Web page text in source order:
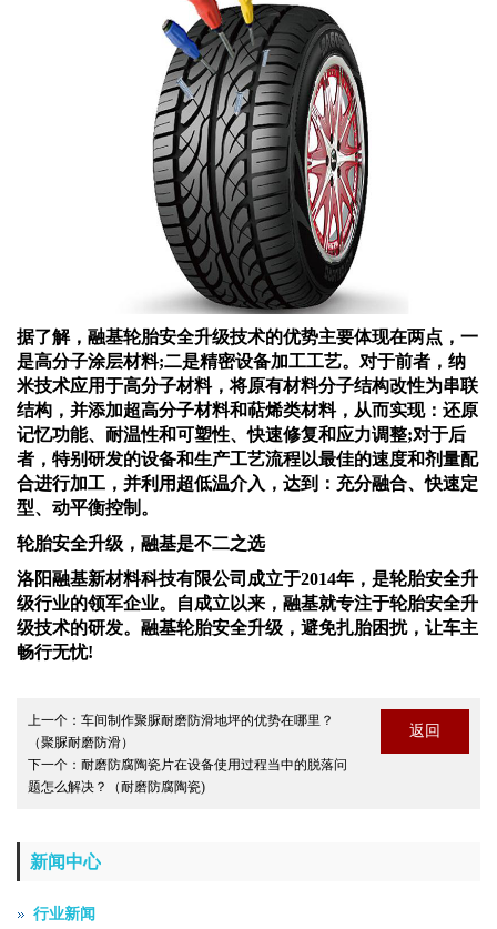
据了解， 融基轮胎安全升级技术的优势主要体现在两点，一
是高分子涂层材料;二是精密设备加工工艺。对于前者，纳
米技术应用于高分子材料，将原有材料分子结构改性为串联
结构，并添加超高分子材料和萜烯类材料，从而实现：还原
记忆功能、耐温性和可塑性、快速修复和应力调整;对于后
者，特别研发的设备和生产工艺流程以最佳的速度和剂量配
合进行加工，并利用超低温介入，达到：充分融合、快速定
型、动平衡控制。
轮胎安全升级， 融基是不二之选
洛阳融基新材料科技有限公司成立于2014年，是轮胎安全升
级行业的领军企业。自成立以来， 融基就专注于轮胎安全升
级技术的研发。 融基轮胎安全升级，避免扎胎困扰，让车主
畅行无忧!
上一个： 车间制作聚脲耐磨防滑地坪的优势在哪里？
（聚脲耐磨防滑）
下一个： 耐磨防腐陶瓷片在设备使用过程当中的脱落问
题怎么解决？（耐磨防腐陶瓷)
返回
新闻中心
行业新闻